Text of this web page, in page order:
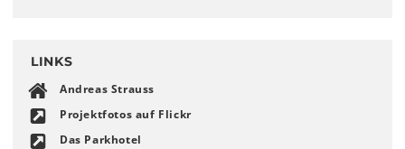
LINKS
Andreas Strauss
Projektfotos auf Flickr
Das Parkhotel